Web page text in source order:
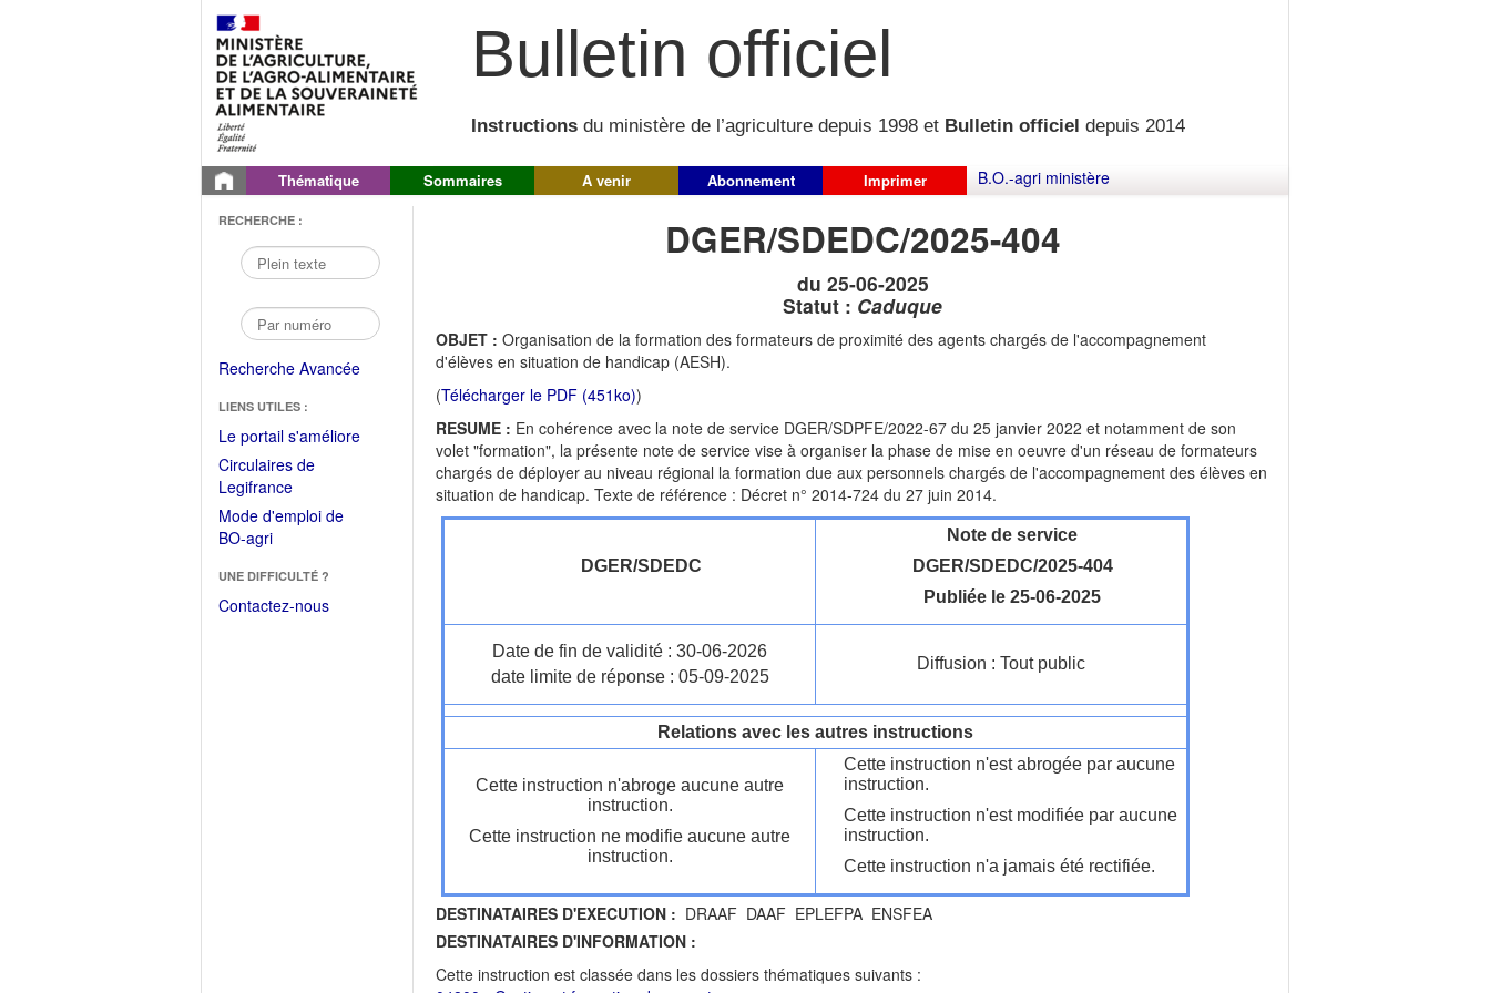
Bulletin officiel
Instructions du ministère de l’agriculture depuis 1998 et Bulletin officiel depuis 2014
Thématique Sommaires A venir Abonnement Imprimer B.O.-agri ministère
RECHERCHE :
Recherche Avancée
LIENS UTILES :
Le portail s'améliore(Fichier
Circulaires de
Legifrance(Ouvrir
dans
une
fenêtre)
Mode d'emploi de
BO-agri(Ouvrir
une
nouvelle
UNE DIFFICULTÉ ?
Contactez-nous
DGER/SDEDC/2025-404
du 25-06-2025
Statut : Caduque
OBJET : Organisation de la formation des formateurs de proximité des agents chargés de l'accompagnement
d'élèves en situation de handicap (AESH).
(Télécharger le PDF (451ko))
RESUME : En cohérence avec la note de service DGER/SDPFE/2022-67 du 25 janvier 2022 et notamment de son
volet "formation", la présente note de service vise à organiser la phase de mise en oeuvre d'un réseau de formateurs
chargés de déployer au niveau régional la formation due aux personnels chargés de l'accompagnement des élèves en
situation de handicap. Texte de référence : Décret n° 2014-724 du 27 juin 2014.
DGER/SDEDC
Note de service
DGER/SDEDC/2025-404
Publiée le 25-06-2025
Date de fin de validité : 30-06-2026
date limite de réponse : 05-09-2025
Diffusion : Tout public
Relations avec les autres instructions
Cette instruction n'abroge aucune autre
instruction.
Cette instruction ne modifie aucune autre
instruction.
Cette instruction n'est abrogée par aucune
instruction.
Cette instruction n'est modifiée par aucune
instruction.
Cette instruction n'a jamais été rectifiée.
DESTINATAIRES D'EXECUTION : DRAAF DAAF EPLEFPA ENSFEA
DESTINATAIRES D'INFORMATION :
Cette instruction est classée dans les dossiers thématiques suivants :